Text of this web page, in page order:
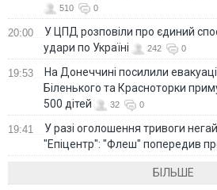
510 0
20:00
У ЦПД розповіли про єдиний
удари по Україні
242 0
19:53
На Донеччині посилили
Біленького та Красноторки
500 дітей
32 0
19:41
У разі оголошення тривоги
"Епіцентр": "Флеш" попередив
БІЛЬШЕ